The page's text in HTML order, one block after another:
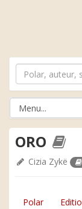
ORO
Cizia Zykë
Polar